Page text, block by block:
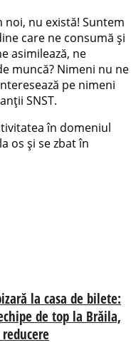
noi, nu există! Suntem
care ne consumă și
asimilează, ne
muncă? Nimeni nu ne
pe nimeni
SNST.
în domeniul
os și se zbat în
la casa de bilete:
de top la Brăila,